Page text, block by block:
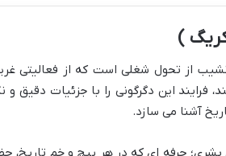
)
نشیب از تحول شغلی است که از فعالیتی
فرایند این دگرگونی را با جزئیات دقیق و
آشنا می سازد.
حرفه ای که در هر پیچ و خم تاریخ،